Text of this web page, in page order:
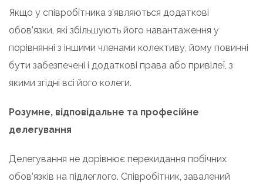
Якщо у співробітника з’являються додаткові
обов’язки, які збільшують його навантаження у
порівнянні з іншими членами колективу, йому повинні
бути забезпечені і додаткові права або привілеї, з
якими згідні всі його колеги.
Розумне, відповідальне та професійне
делегування
Делегування не дорівнює перекидання побічних
обов’язків на підлеглого. Співробітник, завалений